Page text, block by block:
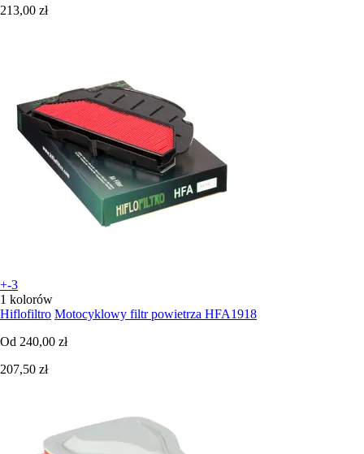
213,00 zł
+-3
1 kolorów
Hiflofiltro Motocyklowy filtr powietrza HFA1918
Od 240,00 zł
207,50 zł